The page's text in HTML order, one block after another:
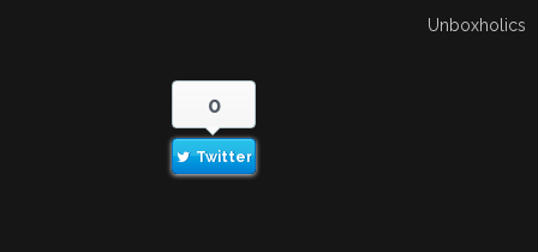
Unboxholics
0
Twitter